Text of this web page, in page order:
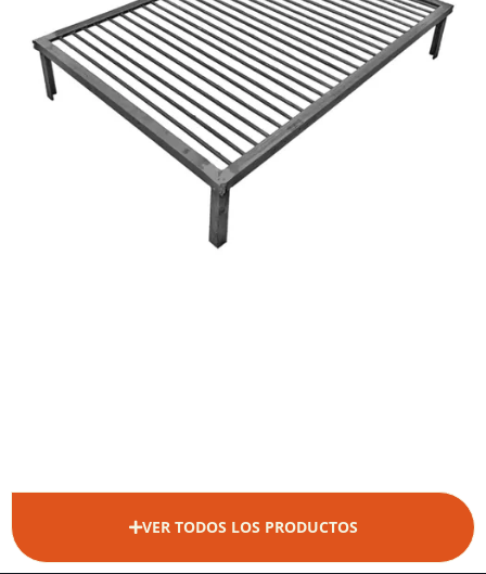
VER TODOS LOS PRODUCTOS